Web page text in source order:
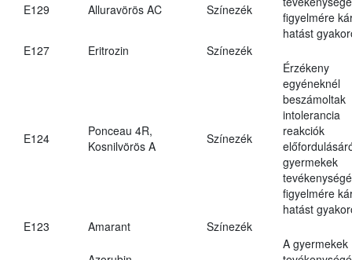
E129 Alluravörös AC Színezék
figyelmére
hatást
E127
Eritrozin Színezék
E124
Ponceau 4R,
Kosnilvörös A
Színezék
Érzékeny
egyéneknél
beszámoltak
intolerancia
reakciók
gyermekek
figyelmére
hatást
E123
Amarant Színezék
A gyermekek